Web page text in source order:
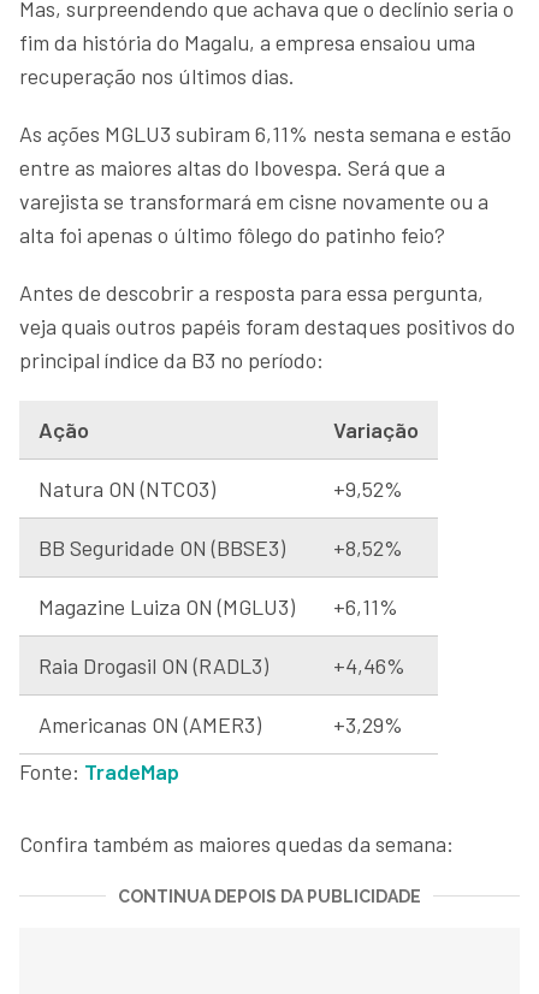
Mas, surpreendendo que achava que o declínio seria o
fim da história do Magalu, a empresa ensaiou uma
recuperação nos últimos dias.
As ações MGLU3 subiram 6,11% nesta semana e estão
entre as maiores altas do Ibovespa. Será que a
varejista se transformará em cisne novamente ou a
alta foi apenas o último fôlego do patinho feio?
Antes de descobrir a resposta para essa pergunta,
veja quais outros papéis foram destaques positivos do
principal índice da B3 no período:
Ação Variação
Natura ON (NTCO3) +9,52%
BB Seguridade ON (BBSE3) +8,52%
Magazine Luiza ON (MGLU3) +6,11%
Raia Drogasil ON (RADL3) +4,46%
Americanas ON (AMER3)
+3,29%
Fonte: TradeMap
Confira também as maiores quedas da semana:
CONTINUA DEPOIS DA PUBLICIDADE